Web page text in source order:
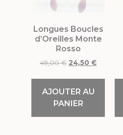
Longues Boucles
d’Oreilles Monte
Rosso
49,00€ 24,50 €
AJOUTER AU
PANIER